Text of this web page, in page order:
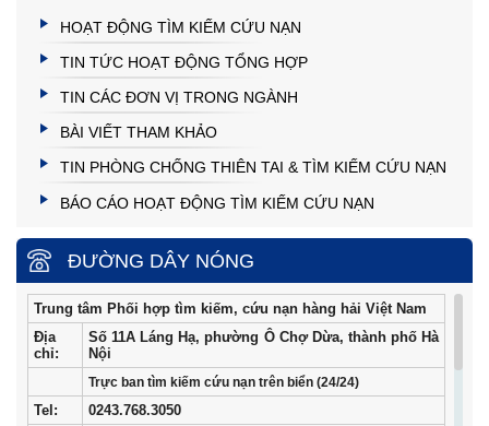
HOẠT ĐỘNG TÌM KIẾM CỨU NẠN
TIN TỨC HOẠT ĐỘNG TỔNG HỢP
TIN CÁC ĐƠN VỊ TRONG NGÀNH
BÀI VIẾT THAM KHẢO
TIN PHÒNG CHỐNG THIÊN TAI & TÌM KIẾM CỨU NẠN
BÁO CÁO HOẠT ĐỘNG TÌM KIẾM CỨU NẠN
ĐƯỜNG DÂY NÓNG
Trung tâm Phối hợp tìm kiếm, cứu nạn hàng hải Việt Nam
Địa
chỉ:
Số 11A Láng Hạ, phường Ô Chợ Dừa, thành phố Hà
Nội
Trực ban tìm kiếm cứu nạn trên biển (24/24)
Tel :
0243.768.3050